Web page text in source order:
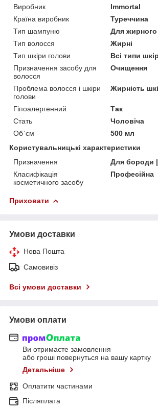
Виробник
Immortal
Країна виробник
Туреччина
Тип шампуню
Для
Тип волосся
Жирні
Тип шкіри голови
Всі типи
Призначення засобу для
волосся
Очищення
Проблема волосся і шкіри
голови
Жирність
Гіпоалергенний
Так
Стать
Чоловіча
Об`єм
500 мл
Користувальницькі характеристики
Призначення
Для бороди
Класифікація
косметичного засобу
Професійна
Приховати
Умови доставки
Нова Пошта
Самовивіз
Всі умови доставки
Умови оплати
Ви отримаєте замовлення
або гроші повернуться на вашу картку
Детальніше
Оплатити частинами
Післяплата